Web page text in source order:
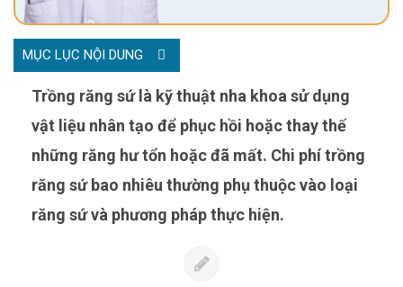
MỤC LỤC NỘI DUNG
Trồng răng sứ là kỹ thuật nha khoa sử dụng
vật liệu nhân tạo để phục hồi hoặc thay thế
những răng hư tổn hoặc đã mất. Chi phí trồng
răng sứ bao nhiêu thường phụ thuộc vào loại
răng sứ và phương pháp thực hiện.